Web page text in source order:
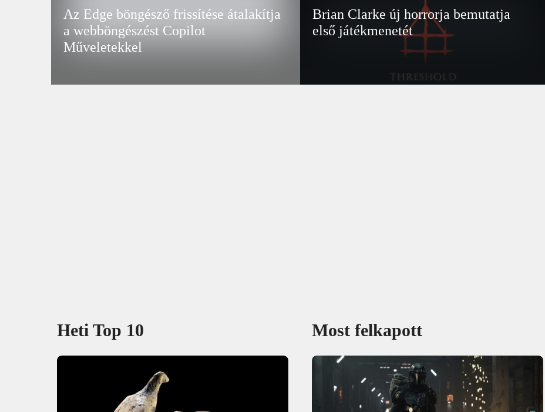
Az Edge böngésző frissítése átalakítja
a webböngészést Copilot
Műveletekkel
Brian Clarke új horrorja bemutatja
első játékmenetét
Heti Top 10 Most felkapott